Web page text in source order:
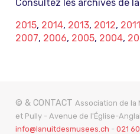
Consultez les archives de
2015, 2014, 2013, 2012, 2011
2007, 2006, 2005, 2004,
© & CONTACT Association de la
et Pully - Avenue de l'Église-
info@lanuitdesmusees.ch - 021